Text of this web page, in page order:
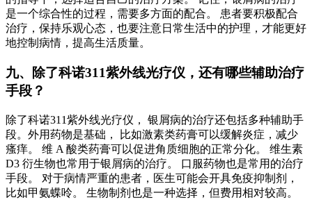
是一个综合性的过程，需要多方面的配合。 患者要积极配合
治疗，保持乐观心态，也要注意日常生活中的护理，才能更好
地控制病情，提高生活质量。
九、除了科诺311紫外线光疗仪，还有哪些辅助治疗
手段？
除了科诺311紫外线光疗仪， 银屑病的治疗还包括多种辅助手
段。外用药物是基础， 比如激素类药膏可以缓解炎症，减少
瘙痒。 维 A 酸类药膏可以促进角质细胞的正常分化。 维生素
D3 衍生物也常用于银屑病的治疗。 口服药物也是常用的治疗
手段。 对于病情严重的患者，医生可能会开具免疫抑制剂，
比如甲氨蝶呤。 生物制剂也是一种选择，但费用相对较高。